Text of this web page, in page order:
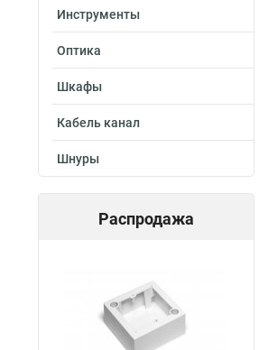
Инструменты
Оптика
Шкафы
Кабель канал
Шнуры
Распродажа